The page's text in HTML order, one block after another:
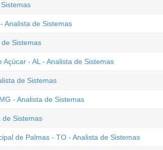
Analista de Sistemas
Sistemas
- AL - Analista de Sistemas
de Sistemas
- Analista de Sistemas
de Sistemas
de Palmas - TO - Analista de Sistemas